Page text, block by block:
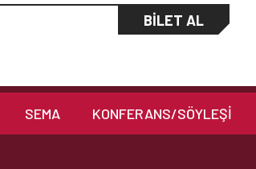
BILET AL
SEMA KONFERANS/SÖYLEŞİ